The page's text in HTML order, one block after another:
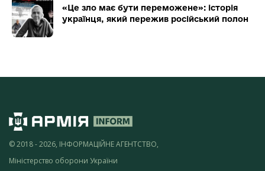
«Це зло має бути переможене»: історія
українця, який пережив російський полон
© 2018 - 2026, ІНФОРМАЦІЙНЕ АГЕНТСТВО,
Міністерство оборони України